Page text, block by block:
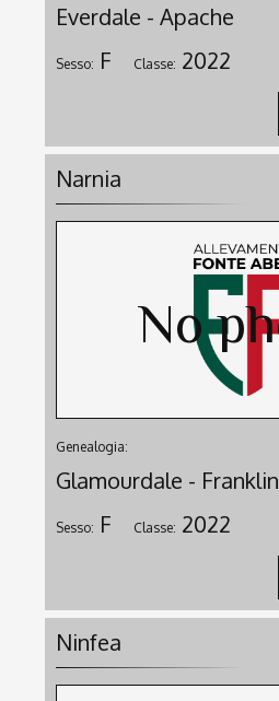
Everdale - Apache
Sesso: F Classe: 2022
Narnia
Genealogia:
Glamourdale - Franklin
Sesso: F Classe: 2022
Ninfea